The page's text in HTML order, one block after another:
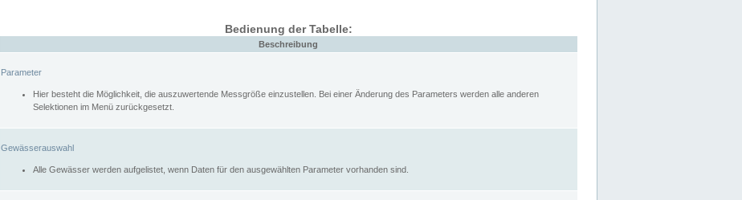
Bedienung der Tabelle:
Beschreibung
Parameter
Hier besteht die Möglichkeit, die auszuwertende Messgröße einzustellen. Bei einer Änderung des Parameters werden alle anderen
Selektionen im Menü zurückgesetzt.
Gewässerauswahl
Alle Gewässer werden aufgelistet, wenn Daten für den ausgewählten Parameter vorhanden sind.